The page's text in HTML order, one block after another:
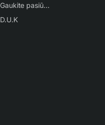
Gaukite pasiūlymą
D.U.K